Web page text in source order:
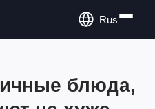
Rus
блюда,